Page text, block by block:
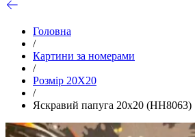
Головна
/
Картини за номерами
/
Розмір 20Х20
/
Яскравий папуга 20х20 (HH8063)